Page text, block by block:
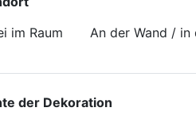
im Raum
An der Wand / in
der Dekoration